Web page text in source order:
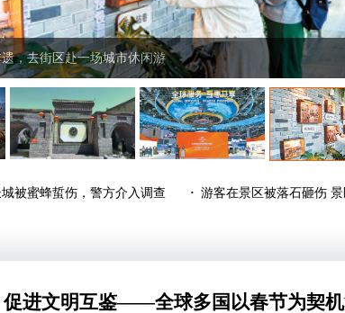
雪节盛装开幕
被蜜蜂蜇伤，警方介入调查 游客在景区被落石砸伤 景
促进文明互鉴——全球多国以春节为契